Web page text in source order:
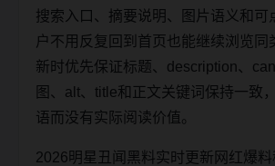
搜索入口、摘要说明、图片语义和可
户不用反复回到首页也能继续浏览同
新时优先保证标题、description、
图、alt、title和正文关键词保持一致
语而没有实际阅读价值。
2026明星丑闻黑料实时更新网红爆料